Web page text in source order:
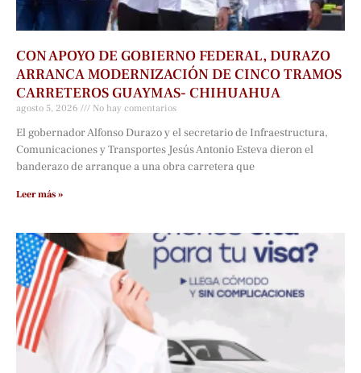
CON APOYO DE GOBIERNO FEDERAL, DURAZO
ARRANCA MODERNIZACIÓN DE CINCO TRAMOS
CARRETEROS GUAYMAS- CHIHUAHUA
agosto 5, 2026 No hay comentarios
El gobernador Alfonso Durazo y el secretario de Infraestructura,
Comunicaciones y Transportes Jesús Antonio Esteva dieron el
banderazo de arranque a una obra carretera que
Leer más »